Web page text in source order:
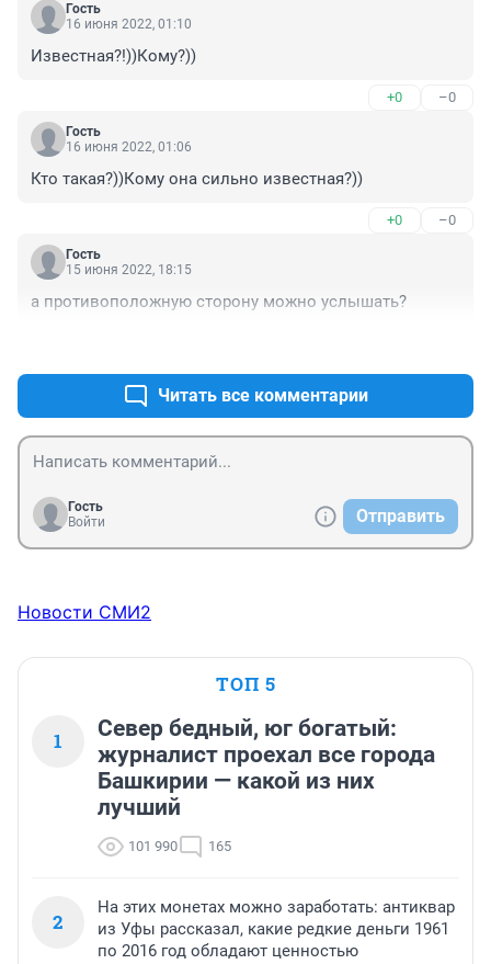
Гость
16 июня 2022, 01:10
Известная?!))Кому?))
+0 –0
Гость
16 июня 2022, 01:06
Кто такая?))Кому она сильно известная?))
+0 –0
Гость
15 июня 2022, 18:15
а противоположную сторону можно услышать?
Читать все комментарии
Гость
Войти
Отправить
Новости СМИ2
ТОП 5
1
Север бедный, юг богатый:
журналист проехал все города
Башкирии — какой из них
лучший
101 990 165
2
На этих монетах можно заработать: антиквар
из Уфы рассказал, какие редкие деньги 1961
по 2016 год обладают ценностью